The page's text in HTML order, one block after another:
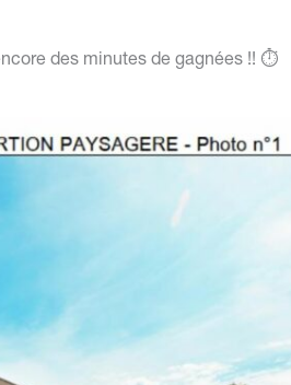
des minutes de gagnées !! ⏱